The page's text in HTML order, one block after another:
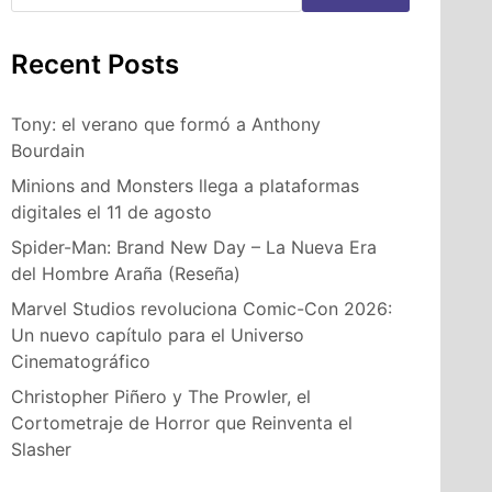
Recent Posts
Tony: el verano que formó a Anthony
Bourdain
Minions and Monsters llega a plataformas
digitales el 11 de agosto
Spider-Man: Brand New Day – La Nueva Era
del Hombre Araña (Reseña)
Marvel Studios revoluciona Comic-Con 2026:
Un nuevo capítulo para el Universo
Cinematográfico
Christopher Piñero y The Prowler, el
Cortometraje de Horror que Reinventa el
Slasher